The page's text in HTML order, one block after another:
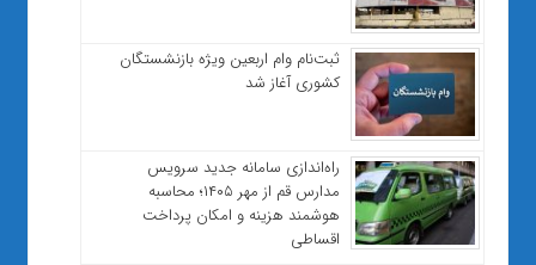
ثبت‌نام وام اربعین ویژه بازنشستگان
کشوری آغاز شد
راه‌اندازی سامانه جدید سرویس
مدارس قم از مهر ۱۴۰۵؛ محاسبه
هوشمند هزینه و امکان پرداخت
اقساطی